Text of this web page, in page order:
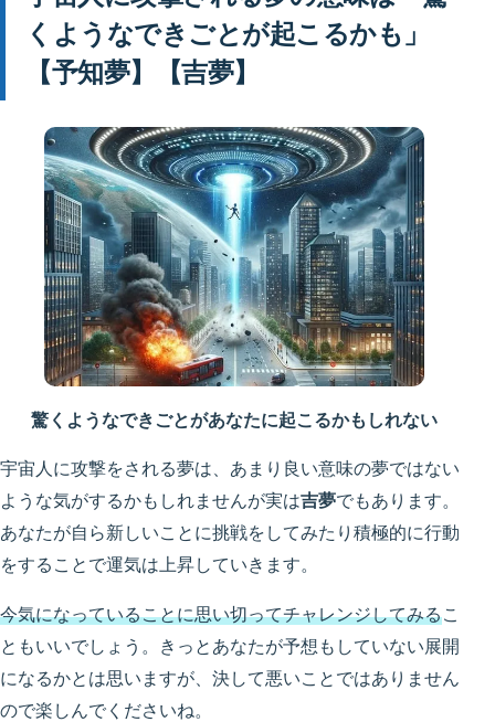
くようなできごとが起こるかも」
【予知夢】【吉夢】
驚くようなできごとがあなたに起こるかもしれない
宇宙人に攻撃をされる夢は、あまり良い意味の夢ではない
ような気がするかもしれませんが実は吉夢でもあります。
あなたが自ら新しいことに挑戦をしてみたり積極的に行動
をすることで運気は上昇していきます。
今気になっていることに思い切ってチャレンジしてみるこ
ともいいでしょう。きっとあなたが予想もしていない展開
になるかとは思いますが、決して悪いことではありません
ので楽しんでくださいね。